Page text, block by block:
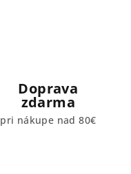
Doprava
zdarma
pri nákupe nad 80€